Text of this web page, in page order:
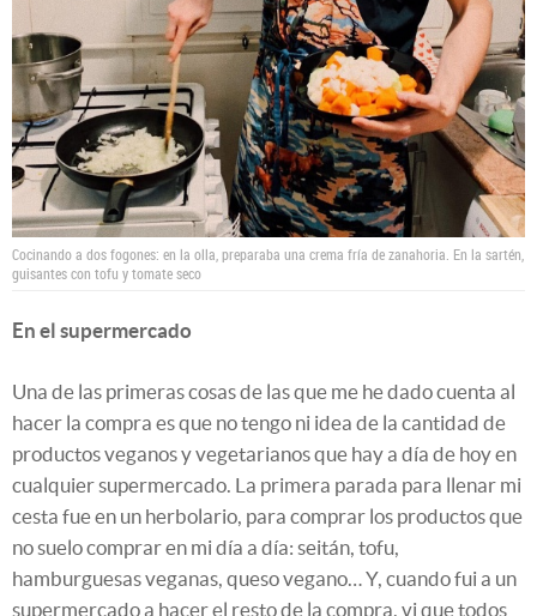
Cocinando a dos fogones: en la olla, preparaba una crema fría de zanahoria. En la sartén,
guisantes con tofu y tomate seco
En el supermercado
Una de las primeras cosas de las que me he dado cuenta al
hacer la compra es que no tengo ni idea de la cantidad de
productos veganos y vegetarianos que hay a día de hoy en
cualquier supermercado. La primera parada para llenar mi
cesta fue en un herbolario, para comprar los productos que
no suelo comprar en mi día a día: seitán, tofu,
hamburguesas veganas, queso vegano… Y, cuando fui a un
supermercado a hacer el resto de la compra, vi que todos